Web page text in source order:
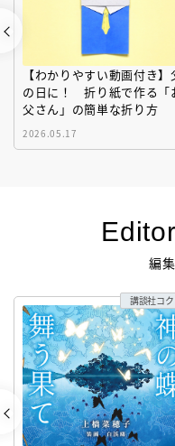
【わかりやすい動画付き】
の日に！ 折り紙で作る「
父さん」の簡単な折り方
2026.05.17
編
講談社コ